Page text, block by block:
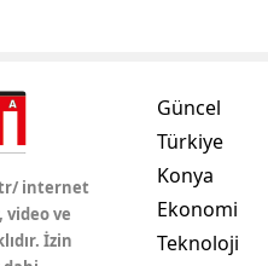
internet
video ve
İzin
Güncel
Türkiye
Konya
Ekonomi
Teknoloji